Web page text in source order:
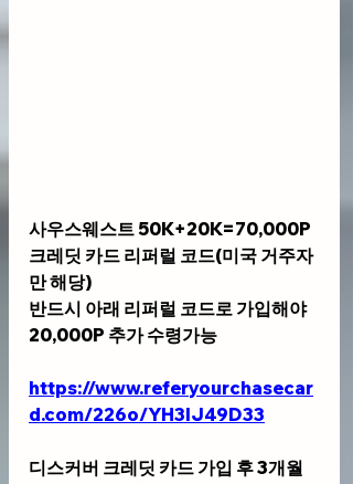
사우스웨스트 50K+20K=70,000P
크레딧 카드 리퍼럴 코드(미국 거주자
만 해당)
반드시 아래 리퍼럴 코드로 가입해야
20,000P 추가 수령가능
https://www.referyourchasecar
d.com/226o/YH3IJ49D33
디스커버 크레딧 카드 가입 후 3개월